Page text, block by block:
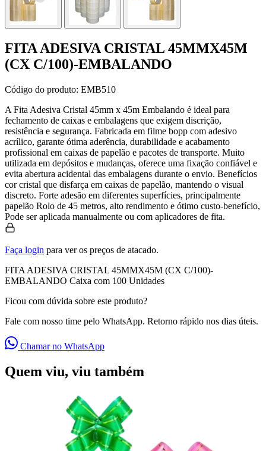
FITA ADESIVA CRISTAL 45MMX45M
(CX C/100)-EMBALANDO
Código do produto: EMB510
A Fita Adesiva Cristal 45mm x 45m Embalando é ideal para
fechamento de caixas e embalagens que exigem discrição,
resistência e segurança. Fabricada em filme bopp com adesivo
acrílico, garante ótima aderência, durabilidade e acabamento
profissional em caixas de papelão e pacotes de transporte. Muito
utilizada em depósitos e mudanças, oferece uma fixação confiável e
evita abertura acidental das embalagens durante o envio. Benefícios
cor cristal que disfarça em caixas de papelão, mantendo o visual
discreto. Forte adesão em diferentes superfícies, principalmente
papelão Rolo de 45 metros, alto rendimento e ótimo custo-benefício,
Pode ser aplicada manualmente ou com aplicadores de fita.
Faça login para ver os preços de atacado.
FITA ADESIVA CRISTAL 45MMX45M (CX C/100)-
EMBALANDO Caixa com 100 Unidades
Ficou com dúvida sobre este produto?
Fale com nosso time pelo WhatsApp. Retorno rápido nos dias úteis.
Chamar no WhatsApp
Quem viu, viu também